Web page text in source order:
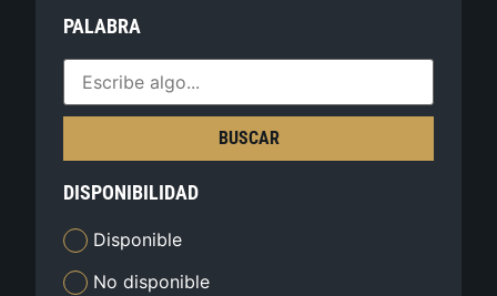
PALABRA
BUSCAR
DISPONIBILIDAD
Disponible
No disponible